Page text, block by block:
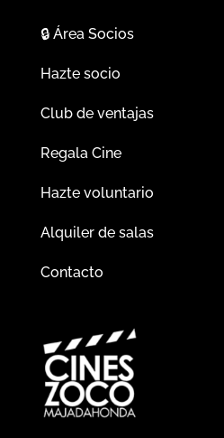
🔒Área Socios
Hazte socio
Club de ventajas
Regala Cine
Hazte voluntario
Alquiler de salas
Contacto